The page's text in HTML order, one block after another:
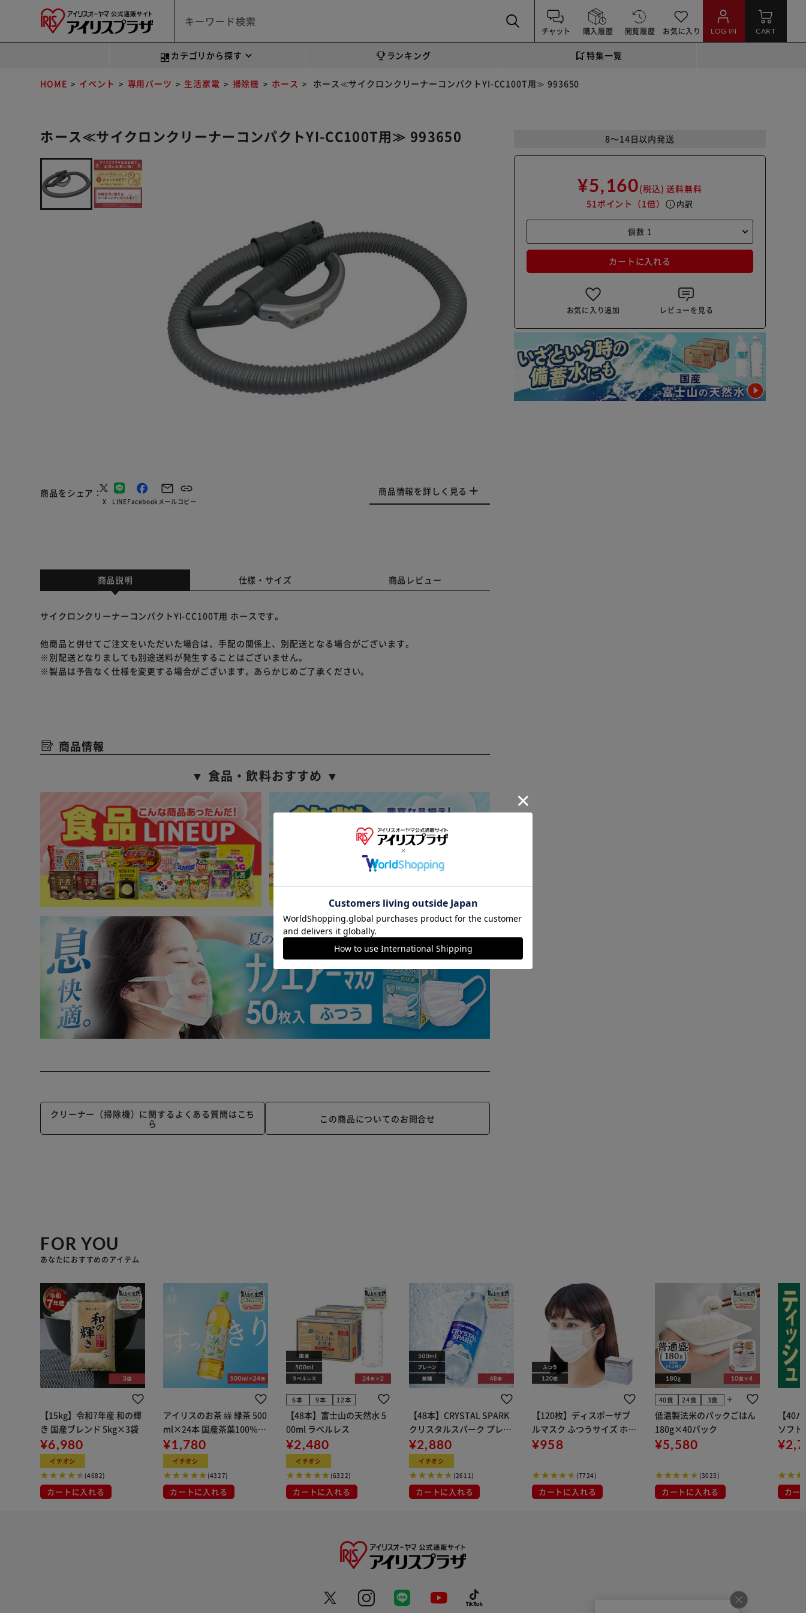
チャット 購入履歴 閲覧履歴 お気に入り LOG IN CART
カテゴリから探す ランキング 特集一覧
HOME イベント 専用パーツ 生活家電 掃除機 ホース ホース≪サイクロンクリーナーコンパクトYI-CC100T用≫ 993650
ホース≪サイクロンクリーナーコンパクトYI-CC100T用≫ 993650
商品をシェア
X LINEFacebook メールコピー
商品情報を詳しく見る
8～14日以内発送
¥5,160(税込) 送料無料
51ポイント （1倍） info 内訳
カートに入れる
お気に入り追加 レビューを見る
商品説明 仕様・サイズ 商品レビュー
サイクロンクリーナーコンパクトYI-CC100T用 ホースです。
他商品と併せてご注文をいただいた場合は、手配の関係上、別配送となる場合がございます。
※別配送となりましても別途送料が発生することはございません。
※製品は予告なく仕様を変更する場合がございます。あらかじめご了承ください。
商品情報
▼ 食品・飲料おすすめ ▼
クリーナー（掃除機）に関するよくある質問はこち
ら
この商品についてのお問合せ
FOR YOU
あなたにおすすめのアイテム
【15kg】令和7年産 和の輝
き 国産ブレンド 5kg×3袋
¥6,980
イチオシ
(4682)
カートに入れる
アイリスのお茶 綠 緑茶 500
ml×24本 国産茶葉100％使
用
¥1,780
イチオシ
(4327)
カートに入れる
6本 9本 12本
【48本】富士山の天然水 5
00ml ラベルレス
¥2,480
イチオシ
(6322)
カートに入れる
【48本】CRYSTAL SPARK
クリスタルスパーク プレー
ン 500ml
¥2,880
イチオシ
(2611)
カートに入れる
【120枚】ディスポーザブ
ルマスク ふつうサイズ ホワ
イト 大容量 DISPOSABLE
布
¥958
(7724)
カートに入れる
40食 24食 3食 add
低温製法米のパックごはん
180g×40パック
¥5,580
(3023)
カートに入れる
【40
ソフ
組) 5
カー
※ご確認ください